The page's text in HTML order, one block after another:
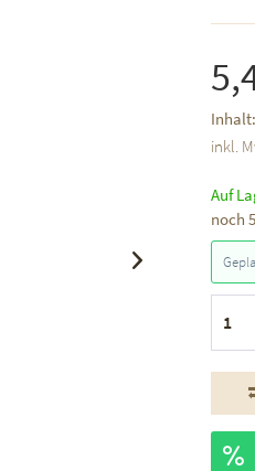
inkl.
Auf
noch